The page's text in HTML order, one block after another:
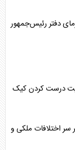
دفتر رئیس‌جمهور
درست کردن کیک
سر اختلافات ملکی و